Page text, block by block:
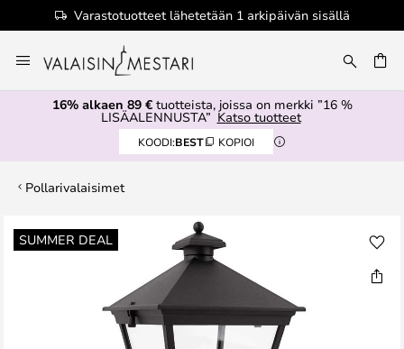
Varastotuotteet lähetetään 1 arkipäivän sisällä
to
Content
16% alkaen 89 €tuotteista, joissa on merkki ”16 %
LISÄALENNUSTA” Katso tuotteet
KOODI:BEST KOPIOI
Pollarivalaisimet
SUMMER DEAL
Skip
to